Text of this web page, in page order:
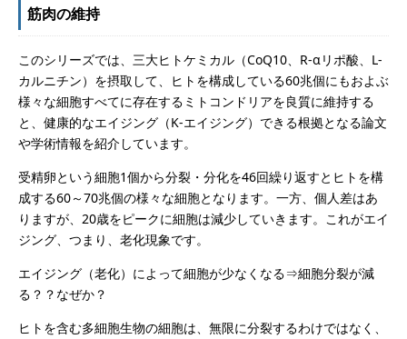
筋肉の維持
このシリーズでは、三大ヒトケミカル（CoQ10、R-αリポ酸、L-
カルニチン）を摂取して、ヒトを構成している60兆個にもおよぶ
様々な細胞すべてに存在するミトコンドリアを良質に維持する
と、健康的なエイジング（K-エイジング）できる根拠となる論文
や学術情報を紹介しています。
受精卵という細胞1個から分裂・分化を46回繰り返すとヒトを構
成する60～70兆個の様々な細胞となります。一方、個人差はあ
りますが、20歳をピークに細胞は減少していきます。これがエイ
ジング、つまり、老化現象です。
エイジング（老化）によって細胞が少なくなる⇒細胞分裂が減
る？？なぜか？
ヒトを含む多細胞生物の細胞は、無限に分裂するわけではなく、